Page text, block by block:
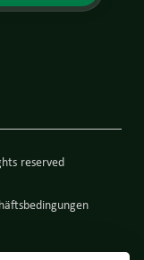
reserved